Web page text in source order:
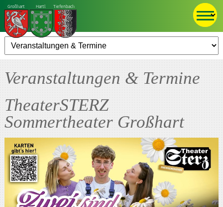
Großhart Hartl Tiefenbach
Veranstaltungen & Termine
TheaterSTERZ
Sommertheater Großhart